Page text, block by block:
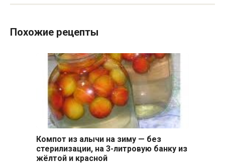
Похожие рецепты
Компот из алычи на зиму — без
стерилизации, на 3-литровую банку из
жёлтой и красной